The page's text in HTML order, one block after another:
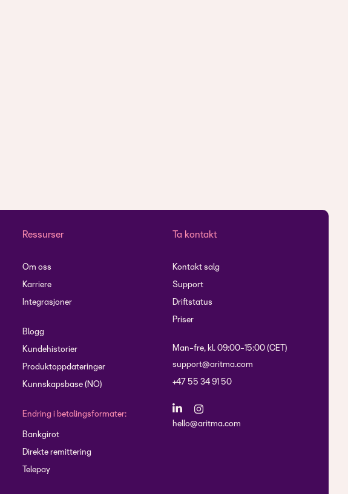
Ressurser
Om oss
Karriere
Integrasjoner
Blogg
Kundehistorier
Produktoppdateringer
Kunnskapsbase (NO)
Endring i betalingsformater:
Bankgirot
Direkte remittering
Telepay
Ta kontakt
Kontakt salg
Support
Driftstatus
Priser
Man-fre, kl. 09:00-15:00 (CET)
support@aritma.com
+47 55 34 91 50
hello@aritma.com